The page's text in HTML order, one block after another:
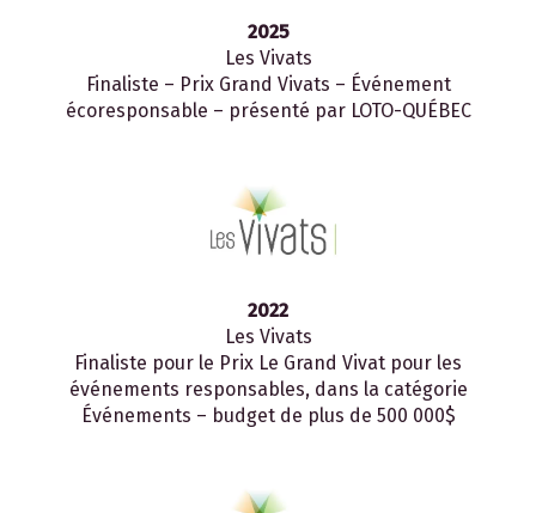
2025
Les Vivats
Finaliste – Prix Grand Vivats – Événement
écoresponsable – présenté par LOTO-QUÉBEC
2022
Les Vivats
Finaliste pour le Prix Le Grand Vivat pour les
événements responsables, dans la catégorie
Événements – budget de plus de 500 000$